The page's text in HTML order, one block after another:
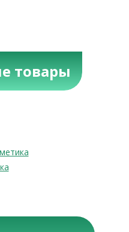
товары